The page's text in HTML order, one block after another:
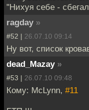
"Нихуя себе -
ragday »
#52 | 26.07.10 09:14
Ну вот, список
dead_Mazay »
#53 | 26.07.10 09:48
Кому: McLynn, #11